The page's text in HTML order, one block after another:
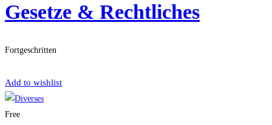
Gesetze & Rechtliches
Fortgeschritten
Add to wishlist
Free